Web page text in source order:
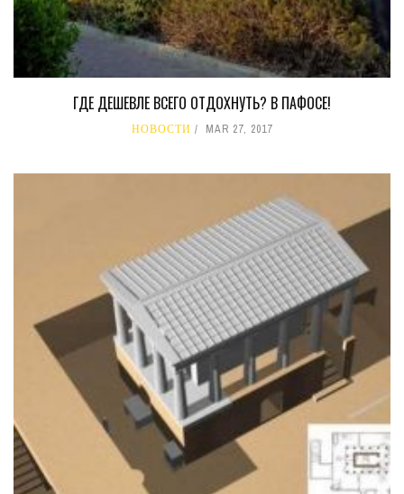
ГДЕ ДЕШЕВЛЕ ВСЕГО ОТДОХНУТЬ? В ПАФОСЕ!
НОВОСТИ MAR 27, 2017